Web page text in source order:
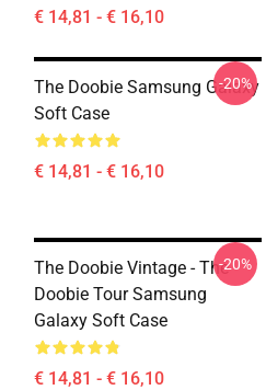
€ 14,81 - € 16,10
The Doobie Samsung Galaxy
Soft Case
€ 14,81 - € 16,10
-20%
The Doobie Vintage - The
Doobie Tour Samsung
Galaxy Soft Case
€ 14,81 - € 16,10
-20%